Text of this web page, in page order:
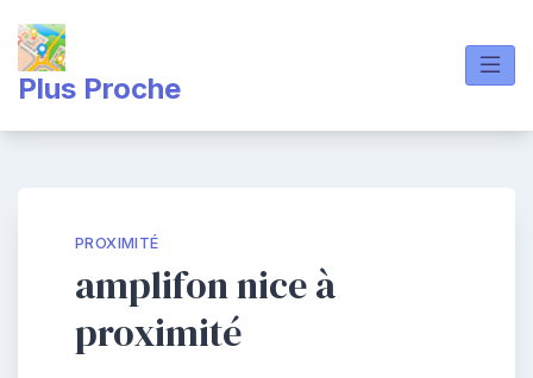
content
Plus Proche
PROXIMITÉ
amplifon nice à
proximité